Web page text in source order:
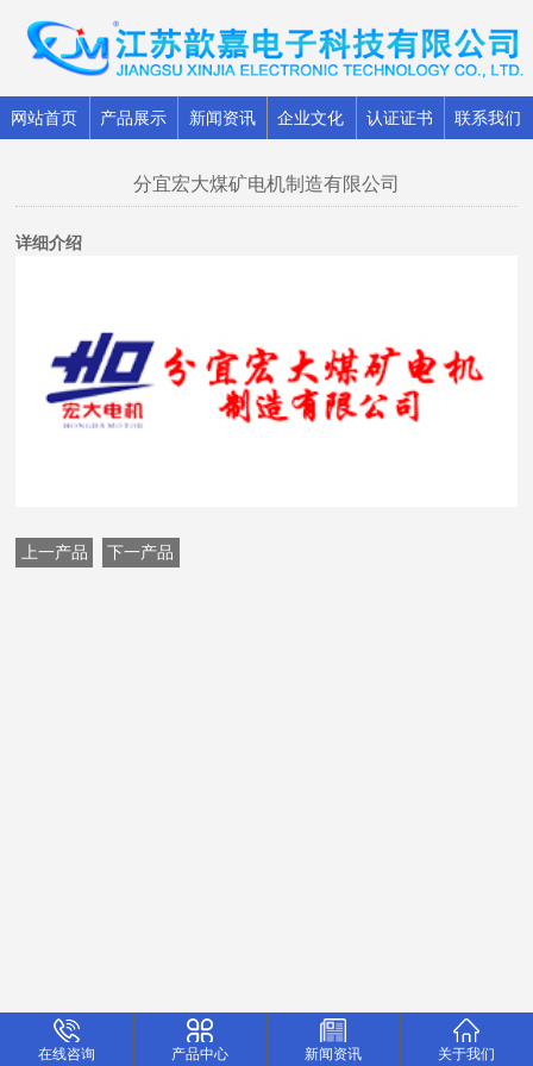
网站首页 产品展示 新闻资讯 企业文化 认证证书 联系我们
分宜宏大煤矿电机制造有限公司
详细介绍
上一产品 下一产品
在线咨询 产品中心 新闻资讯 关于我们